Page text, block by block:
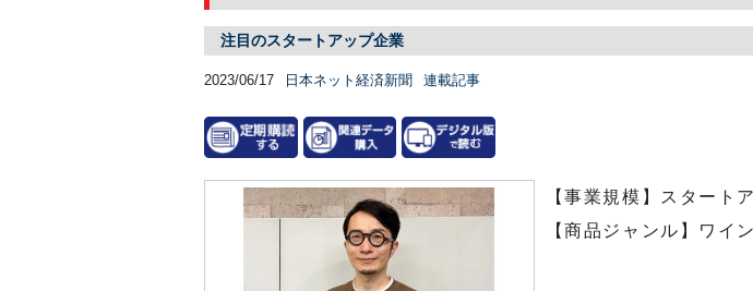
注目のスタートアップ企業
2023/06/17 日本ネット経済新聞 連載記事
【事業規模】スタート
【商品ジャンル】ワイン